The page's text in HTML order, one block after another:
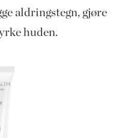
aldringstegn, gjøre
huden.